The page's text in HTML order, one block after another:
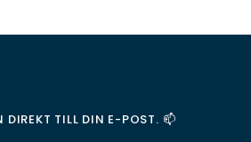
DIREKT TILL DIN E-POST. 📫